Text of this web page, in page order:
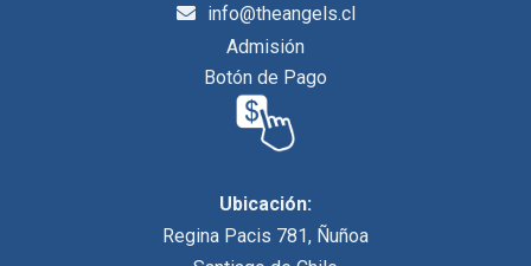
info@theangels.cl
Admisión
Botón de Pago
Ubicación:
Regina Pacis 781, Ñuñoa